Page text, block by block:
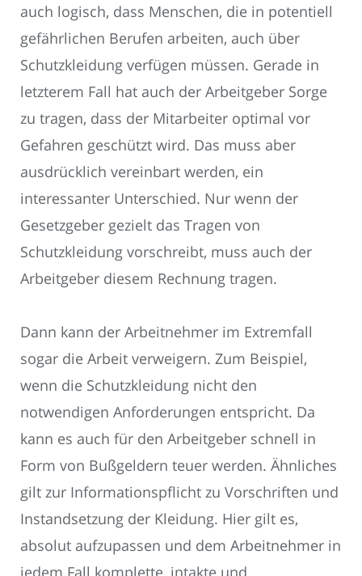
auch logisch, dass Menschen, die in potentiell
gefährlichen Berufen arbeiten, auch über
Schutzkleidung verfügen müssen. Gerade in
letzterem Fall hat auch der Arbeitgeber Sorge
zu tragen, dass der Mitarbeiter optimal vor
Gefahren geschützt wird. Das muss aber
ausdrücklich vereinbart werden, ein
interessanter Unterschied. Nur wenn der
Gesetzgeber gezielt das Tragen von
Schutzkleidung vorschreibt, muss auch der
Arbeitgeber diesem Rechnung tragen.
Dann kann der Arbeitnehmer im Extremfall
sogar die Arbeit verweigern. Zum Beispiel,
wenn die Schutzkleidung nicht den
notwendigen Anforderungen entspricht. Da
kann es auch für den Arbeitgeber schnell in
Form von Bußgeldern teuer werden. Ähnliches
gilt zur Informationspflicht zu Vorschriften und
Instandsetzung der Kleidung. Hier gilt es,
absolut aufzupassen und dem Arbeitnehmer in